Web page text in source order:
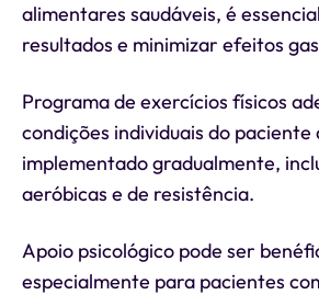
alimentares saudáveis, é
resultados e minimizar efeitos
Programa de exercícios físicos
condições individuais do paciente
implementado gradualmente,
aeróbicas e de resistência.
Apoio psicológico pode ser
especialmente para pacientes